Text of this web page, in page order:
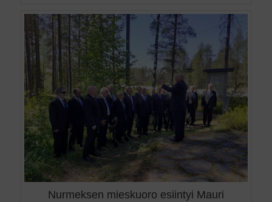
Nurmeksen mieskuoro esiintyi Mauri